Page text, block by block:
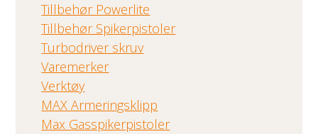
Tillbehør Powerlite
Tillbehør Spikerpistoler
Turbodriver skruv
Varemerker
Verktøy
MAX Armeringsklipp
Max Gasspikerpistoler